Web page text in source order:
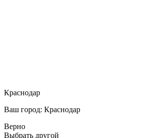
Краснодар
Ваш город: Краснодар
Верно
Выбрать другой